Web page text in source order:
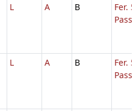
L A B
Fer. 5
L A B
Fer. 5